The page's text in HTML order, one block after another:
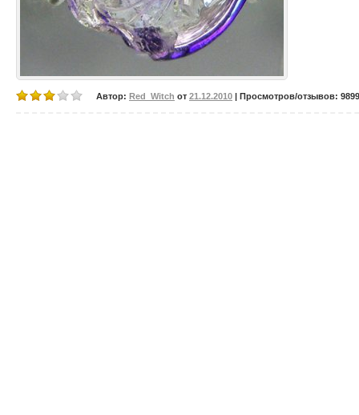
Автор: Red_Witch от 21.12.2010 | Просмотров/отзывов: